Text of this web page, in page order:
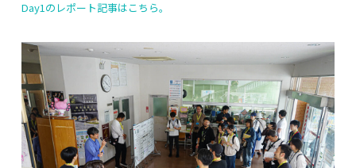
Day1のレポート記事はこちら。